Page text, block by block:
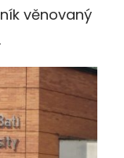
věnovaný